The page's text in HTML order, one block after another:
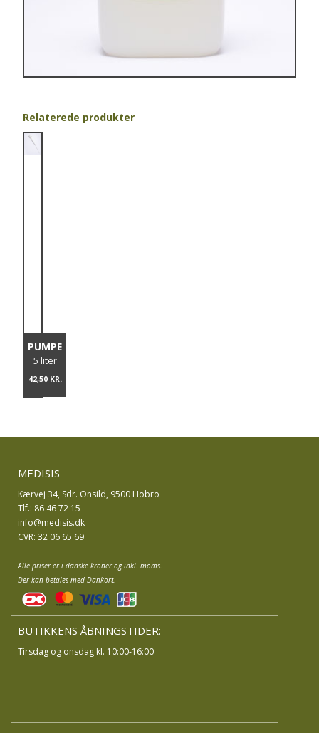
Relaterede produkter
PUMPE
5 liter
42,50 KR.
MEDISIS
Kærvej 34, Sdr. Onsild, 9500 Hobro
Tlf.: 86 46 72 15
info@medisis.dk
CVR: 32 06 65 69
Alle priser er i danske kroner og inkl. moms.
Der kan betales med Dankort.
BUTIKKENS ÅBNINGSTIDER:
Tirsdag og onsdag kl. 10:00-16:00